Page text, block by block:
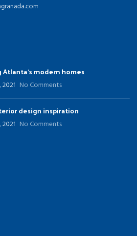
Atlanta’s modern homes
No Comments
design inspiration
No Comments